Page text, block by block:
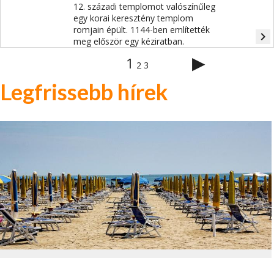
12. századi templomot valószínűleg
egy korai keresztény templom
romjain épült. 1144-ben említették
meg először egy kéziratban.
navigate_next
1 2 3 ▶
Legfrissebb hírek